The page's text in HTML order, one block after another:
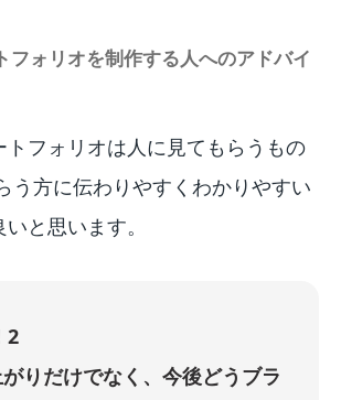
フォリオを制作する人へのアドバイ
トフォリオは人に見てもらうもの
う方に伝わりやすくわかりやすい
と思います。
2
りだけでなく、今後どうブラ